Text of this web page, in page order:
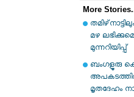
More
മഴ
മുന്നറിയിപ്പ്
ബം​ഗളൂരു
മൃതദേഹം